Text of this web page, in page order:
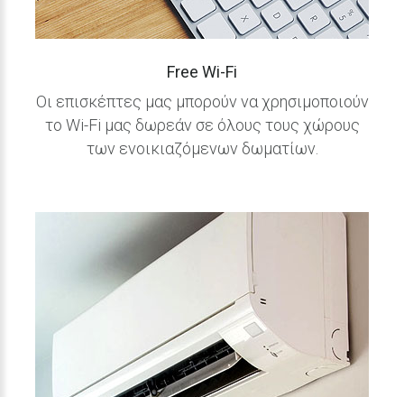
Free Wi-Fi
Οι επισκέπτες μας μπορούν να χρησιμοποιούν
το Wi-Fi μας δωρεάν σε όλους τους χώρους
των ενοικιαζόμενων δωματίων.